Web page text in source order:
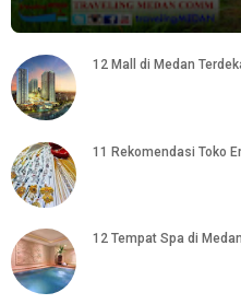
12 Mall di Medan
11 Rekomendasi Toko
12 Tempat Spa di